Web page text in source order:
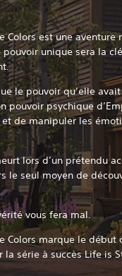
Colors est une aventure
unique sera la
le pouvoir qu’elle
pouvoir psychique
de manipuler les
lors d’un prétendu
le seul moyen de
vous fera mal.
Colors marque le début
série à succès Life is